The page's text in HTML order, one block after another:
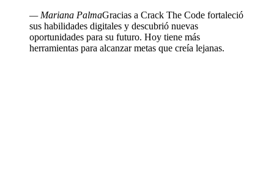
— Mariana PalmaGracias a Crack The Code fortaleció
sus habilidades digitales y descubrió nuevas
oportunidades para su futuro. Hoy tiene más
herramientas para alcanzar metas que creía lejanas.